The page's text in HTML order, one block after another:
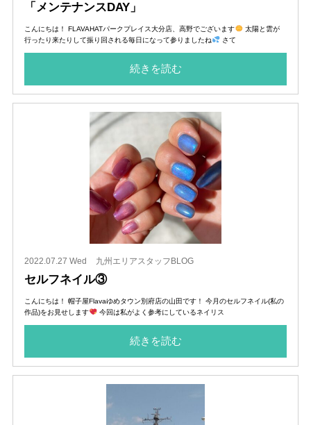
「メンテナンスDAY」
こんにちは！ FLAVAHATパークプレイス大分店、高野でございます
太陽と雲が
行ったり来たりして振り回される毎日になって参りましたね
さて
続きを読む
2022.07.27 Wed 九州エリアスタッフBLOG
セルフネイル③
こんにちは！ 帽子屋Flavaゆめタウン別府店の山田です！ 今月のセルフネイル(私の
作品)をお見せします
今回は私がよく参考にしているネイリス
続きを読む